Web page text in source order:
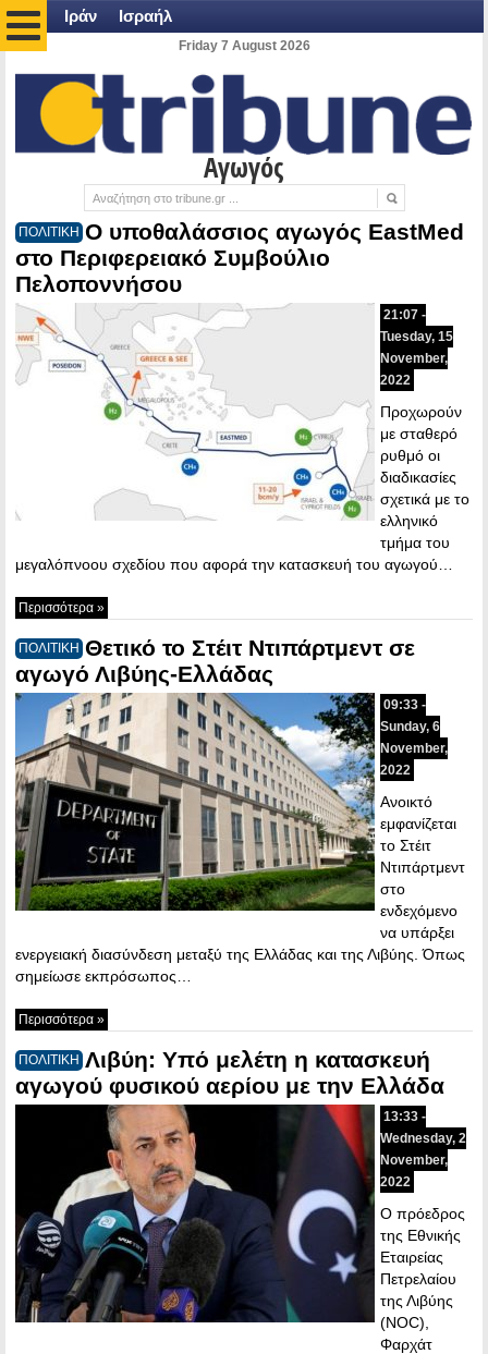
Ιράν Ισραήλ
Friday 7 August 2026
Αγωγός
ΠΟΛΙΤΙΚΗ Ο υποθαλάσσιος αγωγός EastMed
στο Περιφερειακό Συμβούλιο
Πελοποννήσου
21:07 -
Tuesday, 15
November,
2022
Προχωρούν
με σταθερό
ρυθμό οι
διαδικασίες
σχετικά με το
ελληνικό
τμήμα του
μεγαλόπνοου σχεδίου που αφορά την κατασκευή του αγωγού…
Περισσότερα »
ΠΟΛΙΤΙΚΗ Θετικό το Στέιτ Ντιπάρτμεντ σε
αγωγό Λιβύης-Ελλάδας
09:33 -
Sunday, 6
November,
2022
Ανοικτό
εμφανίζεται
το Στέιτ
Ντιπάρτμεντ
στο
ενδεχόμενο
να υπάρξει
ενεργειακή διασύνδεση μεταξύ της Ελλάδας και της Λιβύης. Όπως
σημείωσε εκπρόσωπος…
Περισσότερα »
ΠΟΛΙΤΙΚΗ Λιβύη: Υπό μελέτη η κατασκευή
αγωγού φυσικού αερίου με την Ελλάδα
13:33 -
Wednesday, 2
November,
2022
Ο πρόεδρος
της Εθνικής
Εταιρείας
Πετρελαίου
της Λιβύης
(NOC),
Φαρχάτ